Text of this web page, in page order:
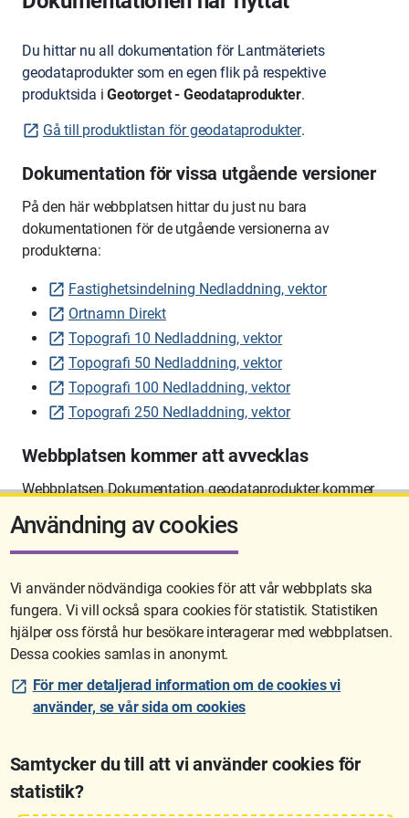
Du hittar nu all dokumentation för Lantmäteriets
geodataprodukter som en egen flik på respektive
produktsida i Geotorget - Geodataprodukter.
Gå till produktlistan för geodataprodukter.
Dokumentation för vissa utgående versioner
På den här webbplatsen hittar du just nu bara
dokumentationen för de utgående versionerna av
produkterna:
Fastighetsindelning Nedladdning, vektor
Ortnamn Direkt
Topografi 10 Nedladdning, vektor
Topografi 50 Nedladdning, vektor
Topografi 100 Nedladdning, vektor
Topografi 250 Nedladdning, vektor
Webbplatsen kommer att avvecklas
Webbplatsen Dokumentation geodataprodukter kommer
att avvecklas på sikt.
Sidan uppdaterades senast: 2026-06-10 12:58
Användning av cookies
Vi använder nödvändiga cookies för att vår webbplats ska
fungera. Vi vill också spara cookies för statistik. Statistiken
hjälper oss förstå hur besökare interagerar med webbplatsen.
Dessa cookies samlas in anonymt.
För mer detaljerad information om de cookies vi
använder, se vår sida om cookies
Samtycker du till att vi använder cookies för
statistik?
Lantmäteriet är den myndighet som kartlägger Sverige. Till våra